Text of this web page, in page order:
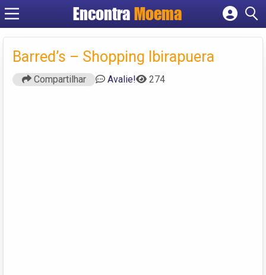
Encontra Moema
Criar conta
Barred’s – Shopping Ibirapuera
Compartilhar Avalie! 274